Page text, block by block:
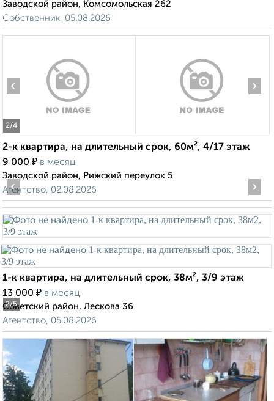
Заводской район, Комсомольская 262
Собственник, 05.08.2026
2/4
‹ ›
2-к квартира, на длительный срок, 60м², 4/17 этаж
9 000 ₽ в месяц
Заводской район, Рижский переулок 5
Агентство, 02.08.2026
2/5
‹ ›
1-к квартира, на длительный срок, 38м², 3/9 этаж
13 000 ₽ в месяц
Советский район, Лескова 36
Агентство, 05.08.2026